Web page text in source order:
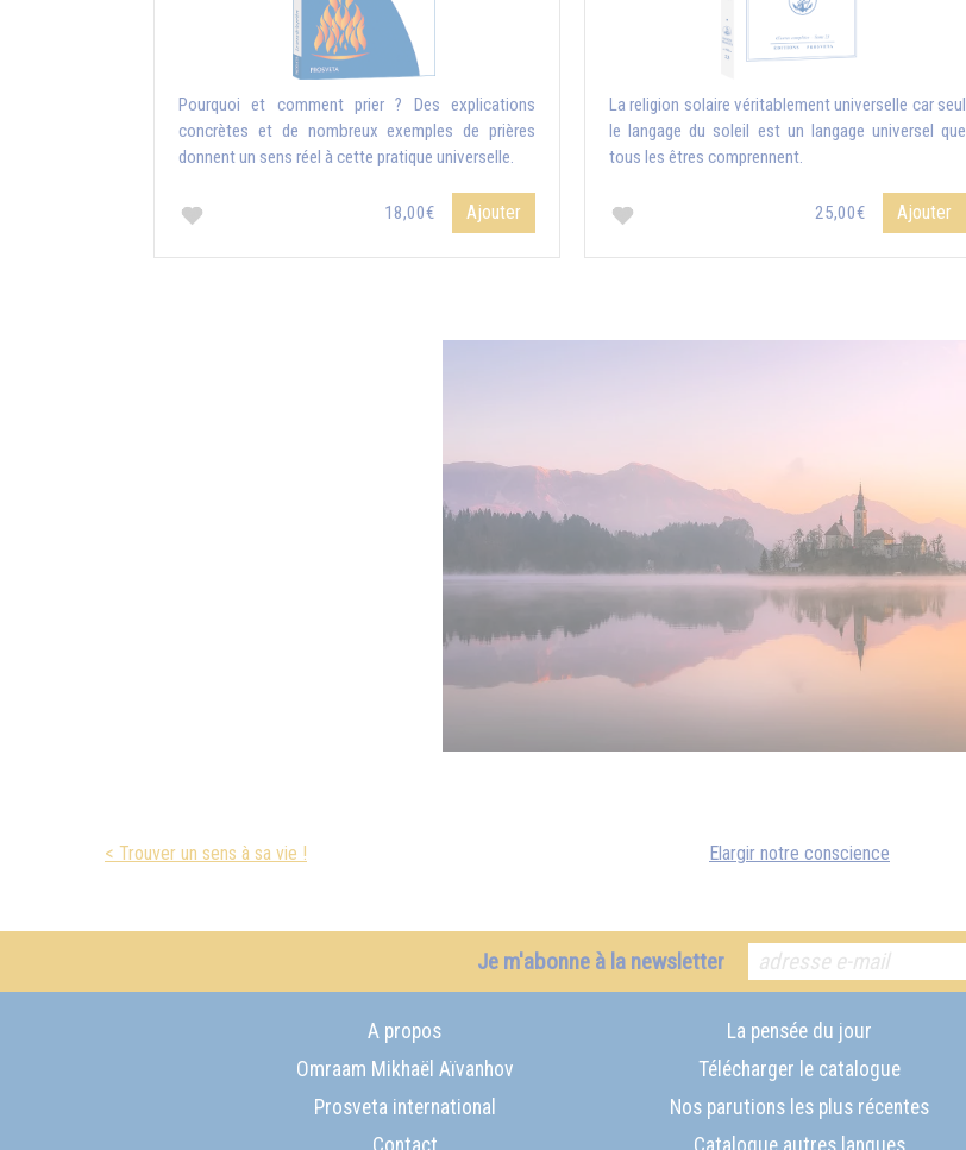
Pourquoi et comment prier ? Des explications
concrètes et de nombreux exemples de prières
donnent un sens réel à cette pratique universelle.
18,00€ Ajouter
La religion solaire véritablement universelle car seul
le langage du soleil est un langage universel que
tous les êtres comprennent.
25,00€ Ajouter
< Trouver un sens à sa vie ! Elargir notre conscience
Je m'abonne à la newsletter
A propos
Omraam Mikhaël Aïvanhov
Prosveta international
La pensée du jour
Télécharger le catalogue
Nos parutions les plus récentes